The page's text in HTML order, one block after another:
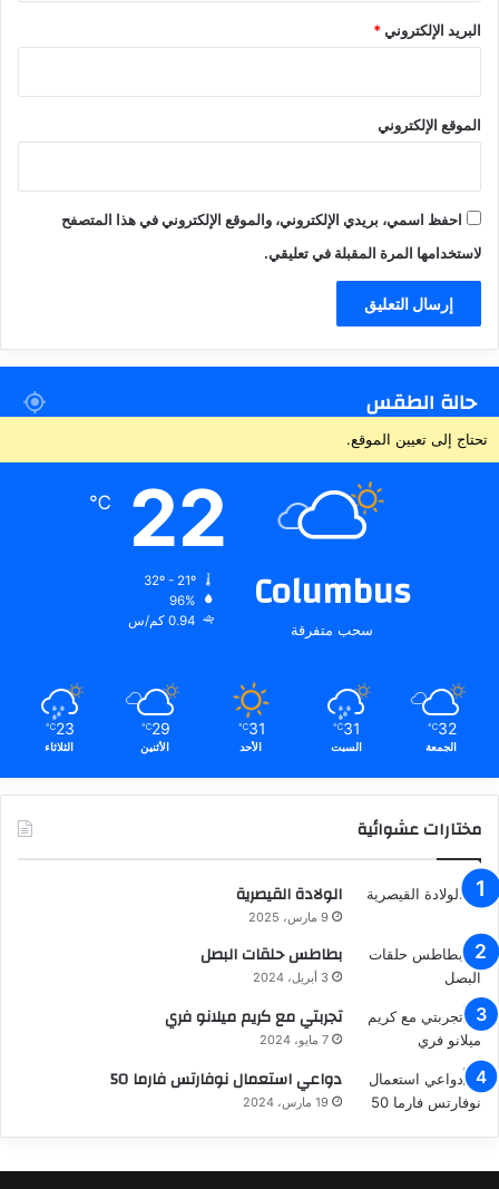
البريد الإلكتروني*
الموقع الإلكتروني
احفظ اسمي، بريدي الإلكتروني، والموقع الإلكتروني في هذا المتصفح
لاستخدامها المرة المقبلة في تعليقي.
حالة الطقس
تحتاج إلى تعيين الموقع.
Columbus
سحب متفرقة
22
℃
96%
0.94 كم/س
32
℃
الجمعة
31
℃
السبت
31
℃
الأحد
29
℃
الأثنين
23
℃
الثلاثاء
مختارات عشوائية
الولادة القيصرية
9 مارس، 2025
بطاطس حلقات البصل
3 أبريل، 2024
تجربتي مع كريم ميلانو فري
7 مايو، 2024
دواعي استعمال نوفارتس فارما 50
19 مارس، 2024